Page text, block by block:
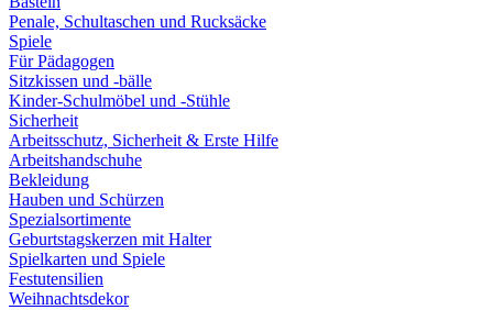
Penale, Schultaschen und Rucksäcke
Spiele
Für Pädagogen
Sitzkissen und -bälle
Kinder-Schulmöbel und -Stühle
Sicherheit
Arbeitsschutz, Sicherheit & Erste Hilfe
Arbeitshandschuhe
Bekleidung
Hauben und Schürzen
Spezialsortimente
Geburtstagskerzen mit Halter
Spielkarten und Spiele
Festutensilien
Weihnachtsdekor